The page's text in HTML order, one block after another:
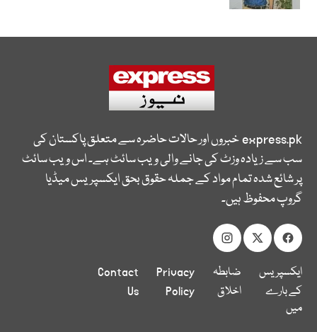
express.pkخبروں اور حالات حاضرہ سے متعلق پاکستان کی
سب سے زیادہ وزٹ کی جانے والی ویب سائٹ ہے۔ اس ویب سائٹ
پر شائع شدہ تمام مواد کے جملہ حقوق بحق ایکسپریس میڈیا
گروپ محفوظ ہیں۔
ایکسپریس
کے بارے
میں
ضابطہ
اخلاق
Privacy
Policy
Contact
Us